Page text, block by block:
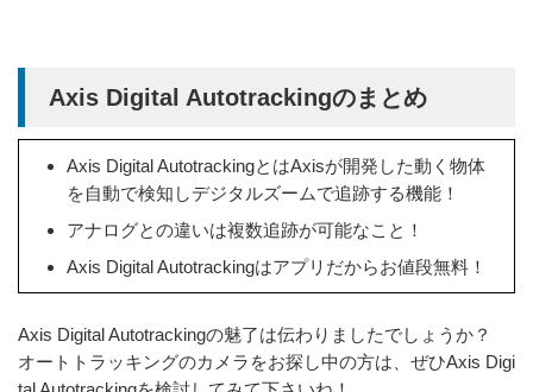
Axis Digital Autotrackingのまとめ
Axis Digital AutotrackingとはAxisが開発した動く物体
を自動で検知しデジタルズームで追跡する機能！
アナログとの違いは複数追跡が可能なこと！
Axis Digital Autotrackingはアプリだからお値段無料！
Axis Digital Autotrackingの魅了は伝わりましたでしょうか？
オートトラッキングのカメラをお探し中の方は、ぜひAxis Digi